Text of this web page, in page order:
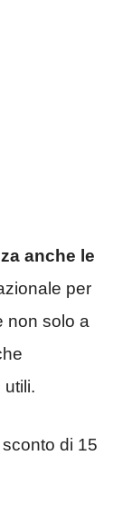
anche le
per
non solo a
di 15